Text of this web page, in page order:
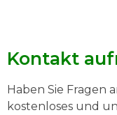
Kontakt
Haben Sie Fragen
kostenloses und